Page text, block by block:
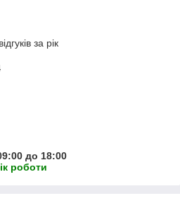
за рік
до 18:00
роботи